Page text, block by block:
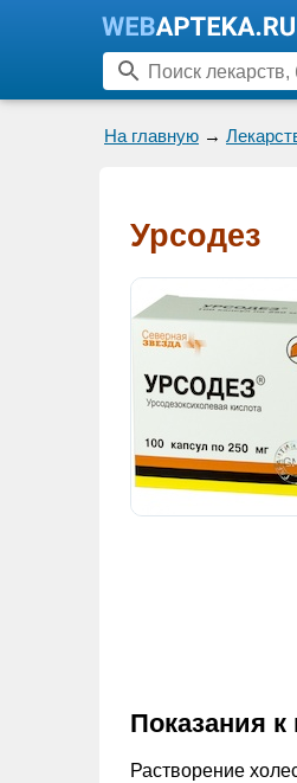
На главную →
Урсодез
Показания
Растворение